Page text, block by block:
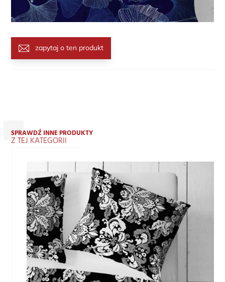
zapytaj o ten produkt
SPRAWDŹ INNE PRODUKTY
Z TEJ KATEGORII